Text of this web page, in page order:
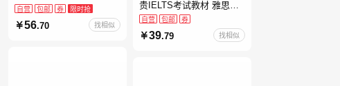
自营 包邮 券 限时抢
56.70 找相似
贵IELTS考试教材 雅思考
试资料单词书核心词汇书
自营 包邮 券
39.79 找相似